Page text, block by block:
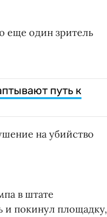
еще один зритель
путь к
на убийство
в штате
и покинул площадку,